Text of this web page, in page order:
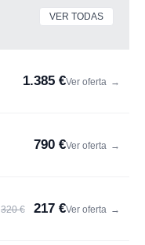
VER TODAS
1.385 €Ver oferta →
790 €Ver oferta →
320 € 217 €Ver oferta →